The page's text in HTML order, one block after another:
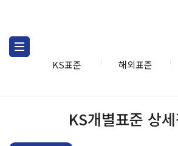
KS표준 해외표준
KS개별표준 상